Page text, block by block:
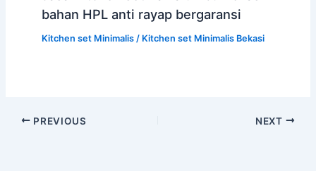
bahan HPL anti rayap bergaransi
Kitchen set Minimalis/ Kitchen set Minimalis Bekasi
PREVIOUS NEXT